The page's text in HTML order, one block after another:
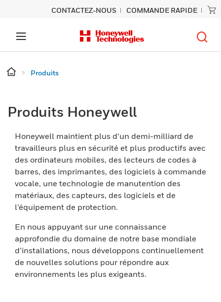
CONTACTEZ-NOUS COMMANDE RAPIDE
Produits
Produits Honeywell
Honeywell maintient plus d’un demi-milliard de
travailleurs plus en sécurité et plus productifs avec
des ordinateurs mobiles, des lecteurs de codes à
barres, des imprimantes, des logiciels à commande
vocale, une technologie de manutention des
matériaux, des capteurs, des logiciels et de
l’équipement de protection.
En nous appuyant sur une connaissance
approfondie du domaine de notre base mondiale
d’installations, nous développons continuellement
de nouvelles solutions pour répondre aux
environnements les plus exigeants.